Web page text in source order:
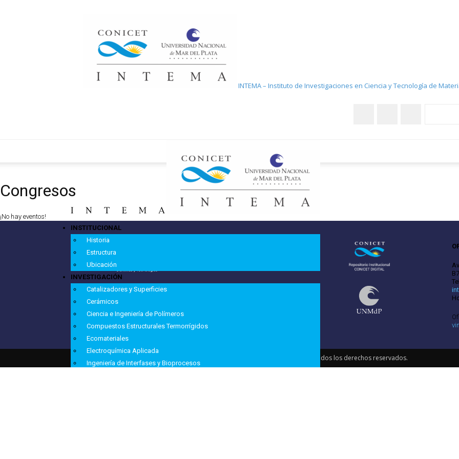
INTEMA – Instituto de Investigaciones en Ciencia y Tecnología de
INSTITUCIONAL
Historia
Estructura
Ubicación
INVESTIGACIÓN
Catalizadores y Superficies
Cerámicos
Ciencia e Ingeniería de Polímeros
Compuestos Estructurales Termorrígidos
Ecomateriales
Electroquímica Aplicada
Ingeniería de Interfases y Bioprocesos
Congresos
¡No hay eventos!
© 2019 INTEMA - Instituto de Investigaciones en Ciencia y Tecnología de Materiales. Todos los derechos reservados.